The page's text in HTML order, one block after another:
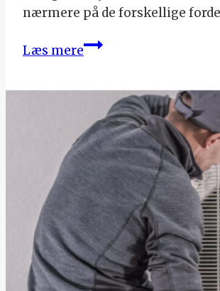
nærmere på de forskellige
Læs merePanasonic
fordelene
ved
at
investere
en